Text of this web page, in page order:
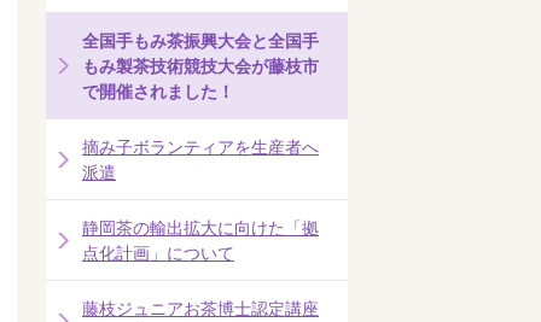
全国手もみ茶振興大会と全国手
もみ製茶技術競技大会が藤枝市
で開催されました！
摘み子ボランティアを生産者へ
派遣
静岡茶の輸出拡大に向けた「拠
点化計画」について
藤枝ジュニアお茶博士認定講座